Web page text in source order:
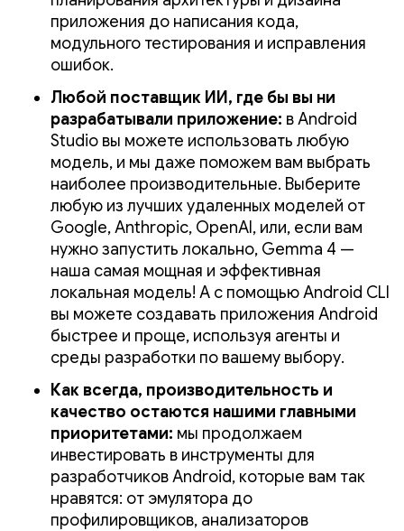
приложения до написания кода,
модульного тестирования и исправления
ошибок.
Любой поставщик ИИ, где бы вы ни
разрабатывали приложение: в Android
Studio вы можете использовать любую
модель, и мы даже поможем вам выбрать
наиболее производительные. Выберите
любую из лучших удаленных моделей от
Google, Anthropic, OpenAI, или, если вам
нужно запустить локально, Gemma 4 —
наша самая мощная и эффективная
локальная модель! А с помощью Android CLI
вы можете создавать приложения Android
быстрее и проще, используя агенты и
среды разработки по вашему выбору.
Как всегда, производительность и
качество остаются нашими главными
приоритетами: мы продолжаем
инвестировать в инструменты для
разработчиков Android, которые вам так
нравятся: от эмулятора до
профилировщиков, анализаторов